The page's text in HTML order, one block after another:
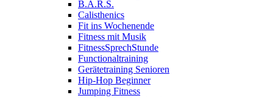
B.A.R.S.
Calisthenics
Fit ins Wochenende
Fitness mit Musik
FitnessSprechStunde
Functionaltraining
Gerätetraining Senioren
Hip-Hop Beginner
Jumping Fitness